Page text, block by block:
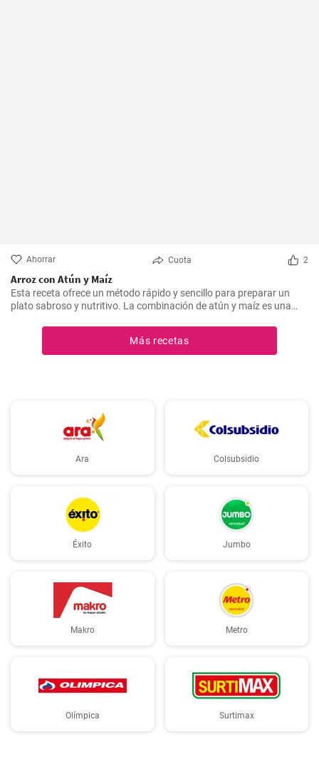
Ahorrar Cuota 2
Arroz con Atún y Maíz
Esta receta ofrece un método rápido y sencillo para preparar un
plato sabroso y nutritivo. La combinación de atún y maíz es una
dieta diaria.
Más recetas
Ara Colsubsidio
Éxito Jumbo
Makro Metro
Olímpica Surtimax